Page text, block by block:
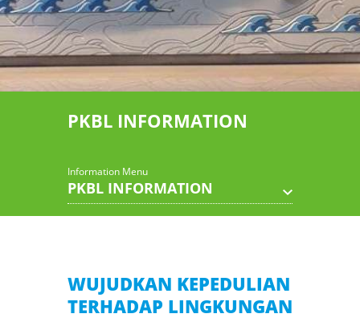
PKBL INFORMATION
Information Menu
PKBL INFORMATION
WUJUDKAN KEPEDULIAN
TERHADAP LINGKUNGAN